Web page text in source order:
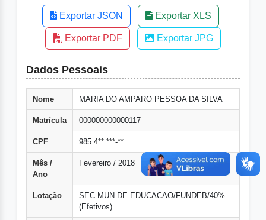
Exportar JSON Exportar XLS
Exportar PDF Exportar JPG
Dados Pessoais
Nome MARIA DO AMPARO PESSOA DA SILVA
Matrícula 000000000000117
CPF 985.4**.***-**
Mês /
Ano
Fevereiro / 2018
Lotação
SEC MUN DE EDUCACAO/FUNDEB/40%
(Efetivos)